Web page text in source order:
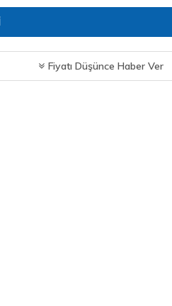
Fiyatı Düşünce Haber Ver